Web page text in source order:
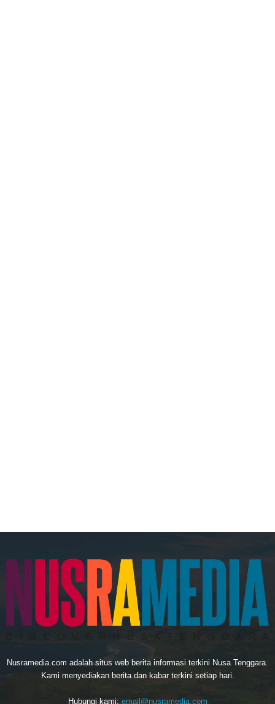
Nusramedia.com adalah situs web berita informasi terkini Nusa Tenggara.
Kami menyediakan berita dan kabar terkini setiap hari.
Hubungi kami: email@nusramedia.com